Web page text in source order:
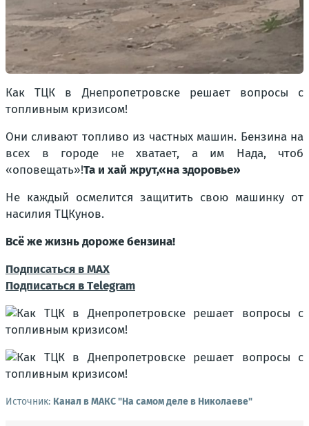
Как ТЦК в Днепропетровске решает вопросы с
топливным кризисом!
Они сливают топливо из частных машин. Бензина на
всех в городе не хватает, а им Нада, чтоб
«оповещать»!Та и хай жрут,«на здоровье»
Не каждый осмелится защитить свою машинку от
насилия ТЦКунов.
Всё же жизнь дороже бензина!
Подписаться в МАХ
Подписаться в Тelegram
Источник: Канал в МАКС "На самом деле в Николаеве"